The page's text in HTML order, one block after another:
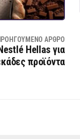
ΆΡΘΡΟ
Hellas για
προϊόντα